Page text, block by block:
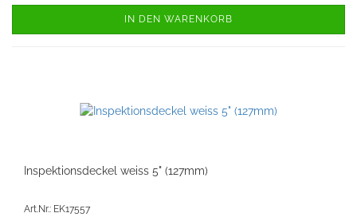
IN DEN WARENKORB
Inspektionsdeckel weiss 5" (127mm)
Art.Nr.: EK17557